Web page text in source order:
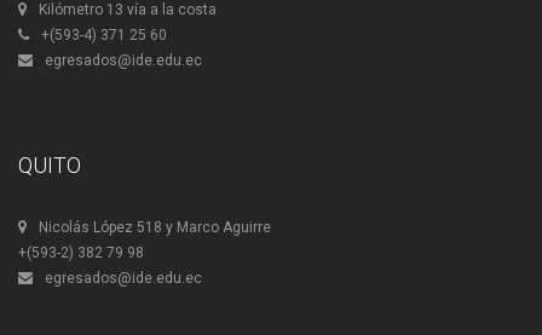
Kilómetro 13 vía a la costa
+(593-4) 371 25 60
egresados@ide.edu.ec
QUITO
Nicolás López 518 y Marco Aguirre
+(593-2) 382 79 98
egresados@ide.edu.ec